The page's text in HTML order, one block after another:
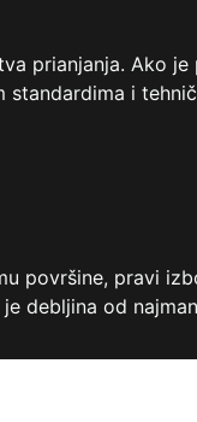
prianjanja. Ako
i
površine, pravi
debljina od